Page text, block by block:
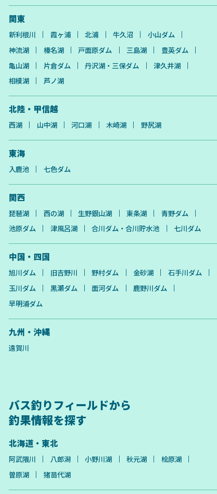
関東
新利根川 霞ヶ浦 北浦 牛久沼
小山ダム
神流湖
榛名湖 戸面原ダム 三島湖
豊英ダム
亀山湖
片倉ダム 丹沢湖・三保ダム
津久井湖
相模湖
芦ノ湖
北陸・甲信越
西湖 山中湖 河口湖 木崎湖 野尻湖
東海
入鹿池 七色ダム
関西
琵琶湖 西の湖 生野銀山湖 東条湖
青野ダム
池原ダム
津風呂湖 合川ダム・合川貯水池 七川ダム
中国・四国
旭川ダム 旧吉野川 野村ダム 金砂湖
石手川ダム
玉川ダム
黒瀬ダム 面河ダム
鹿野川ダム
早明浦ダム
九州・沖縄
遠賀川
バス釣りフィールドから
釣果情報を探す
北海道・東北
阿武隈川 八郎潟 小野川湖 秋元湖
桧原湖
曽原湖
猪苗代湖